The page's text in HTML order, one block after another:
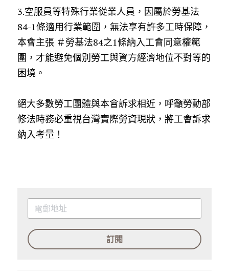
3.空服員等特殊行業從業人員，因屬於勞基法
84-1條適用行業範圍，無法享有許多工時保障，
本會主張 ＃勞基法84之1條納入工會同意權範
圍 ，才能避免個別勞工與資方經濟地位不對等的
困境。
絕大多數勞工團體與本會訴求相近，呼籲勞動部
修法時務必重視台灣實際勞資現狀，將工會訴求
納入考量！
訂閱